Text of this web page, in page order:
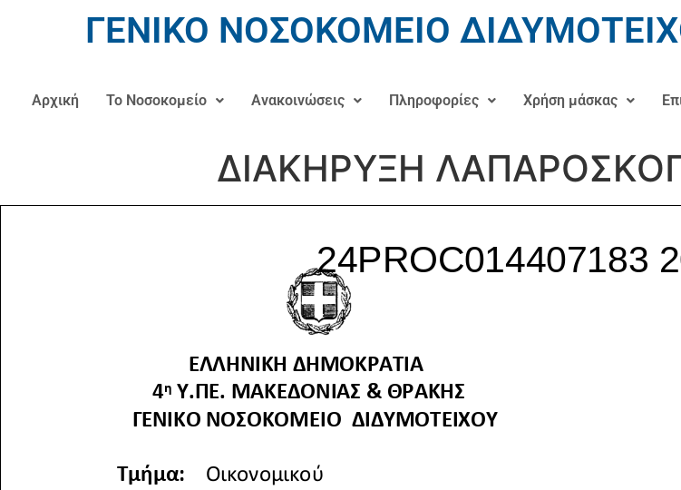
ΓΕΝΙΚΟ ΝΟΣΟΚΟΜΕΙΟ
Αρχική Το Νοσοκομείο Ανακοινώσεις Πληροφορίες Χρήση μάσκας
ΔΙΑΚΗΡΥΞΗ